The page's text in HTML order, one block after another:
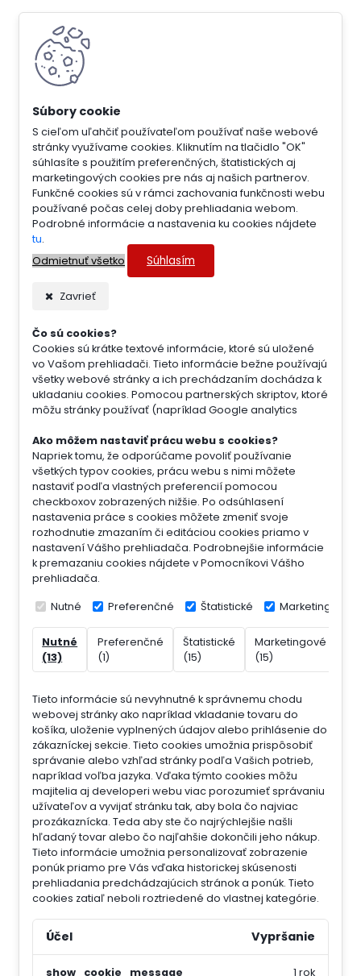
S cieľom uľahčiť používateľom používať naše webové
stránky využívame cookies. Kliknutím na tlačidlo "OK"
súhlasíte s použitím preferenčných, štatistických aj
marketingových cookies pre nás aj našich partnerov.
Funkčné cookies sú v rámci zachovania funkčnosti webu
používané počas celej doby prehliadania webom.
Podrobné informácie a nastavenia ku cookies nájdete
tu.
Odmietnuť všetko
Súhlasím
Zavrieť
Čo sú cookies?
Cookies sú krátke textové informácie, ktoré sú uložené
vo Vašom prehliadači. Tieto informácie bežne používajú
všetky webové stránky a ich prechádzaním dochádza k
ukladaniu cookies. Pomocou partnerských skriptov, ktoré
môžu stránky používať (napríklad Google analytics
Ako môžem nastaviť prácu webu s cookies?
Napriek tomu, že odporúčame povoliť používanie
všetkých typov cookies, prácu webu s nimi môžete
nastaviť podľa vlastných preferencií pomocou
checkboxov zobrazených nižšie. Po odsúhlasení
nastavenia práce s cookies môžete zmeniť svoje
rozhodnutie zmazaním či editáciou cookies priamo v
nastavení Vášho prehliadača. Podrobnejšie informácie
k premazaniu cookies nájdete v Pomocníkovi Vášho
prehliadača.
Nutné Preferenčné Štatistické Marketingové
Nutné
(13)
Preferenčné
(1)
Štatistické
(15)
Marketingové
(15)
Tieto informácie sú nevyhnutné k správnemu chodu
webovej stránky ako napríklad vkladanie tovaru do
košíka, uloženie vyplnených údajov alebo prihlásenie do
zákazníckej sekcie. Tieto cookies umožnia prispôsobiť
správanie alebo vzhľad stránky podľa Vašich potrieb,
napríklad voľba jazyka. Vďaka týmto cookies môžu
majitelia aj developeri webu viac porozumieť správaniu
užívateľov a vyvijať stránku tak, aby bola čo najviac
prozákaznícka. Teda aby ste čo najrýchlejšie našli
hľadaný tovar alebo čo najľahšie dokončili jeho nákup.
Tieto informácie umožnia personalizovať zobrazenie
ponúk priamo pre Vás vďaka historickej skúsenosti
prehliadania predchádzajúcich stránok a ponúk. Tieto
cookies zatiaľ neboli roztriedené do vlastnej kategórie.
Účel Vypršanie
show_cookie_message
1 rok